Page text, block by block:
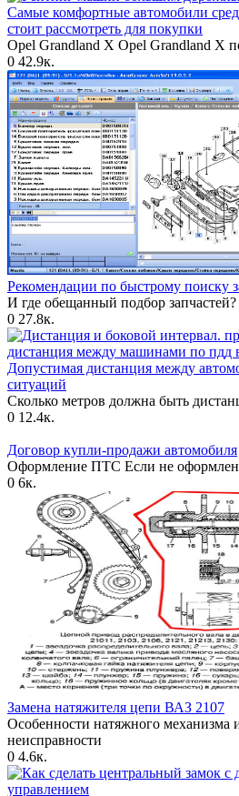
Самые комфортные автомобили
стоит рассмотреть для покупки
Opel Grandland X Opel Grandland X
0 42.9к.
Рекомендации по быстрому поиску
И где обещанный подбор
0 27.8к.
Допустимая дистанция между
ситуаций
Сколько метров должна быть
0 12.4к.
Договор купли-продажи автомобиля
Оформление ПТС Если не оформлен
0 6к.
Замена натяжителя цепи ВАЗ 2107
Особенности натяжного механизма
неисправности
0 4.6к.